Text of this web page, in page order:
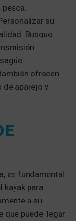
su
Busque
ofrecen
de aparejo y
es fundamental
kayak para
a su
que puede llegar